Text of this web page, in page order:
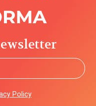
Policy